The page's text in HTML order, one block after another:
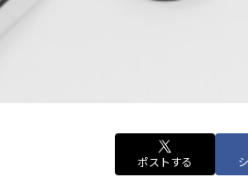
ポストする